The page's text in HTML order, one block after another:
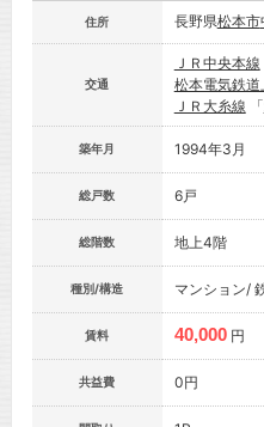
住所 長野県松本市
交通
ＪＲ中央本線
松本電気鉄道
ＪＲ大糸線 「
築年月 1994年3月
総戸数 6戸
総階数 地上4階
種別/構造 マンション/
賃料 40,000 円
共益費 0円